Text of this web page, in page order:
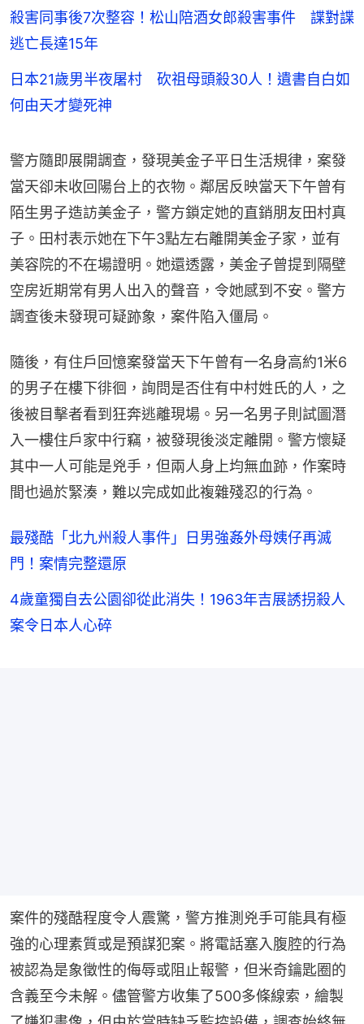
殺害同事後7次整容！松山陪酒女郎殺害事件 諜對諜
逃亡長達15年
日本21歲男半夜屠村 砍祖母頭殺30人！遺書自白如
何由天才變死神
警方隨即展開調查，發現美金子平日生活規律，案發
當天卻未收回陽台上的衣物。鄰居反映當天下午曾有
陌生男子造訪美金子，警方鎖定她的直銷朋友田村真
子。田村表示她在下午3點左右離開美金子家，並有
美容院的不在場證明。她還透露，美金子曾提到隔壁
空房近期常有男人出入的聲音，令她感到不安。警方
調查後未發現可疑跡象，案件陷入僵局。
隨後，有住戶回憶案發當天下午曾有一名身高約1米6
的男子在樓下徘徊，詢問是否住有中村姓氏的人，之
後被目擊者看到狂奔逃離現場。另一名男子則試圖潛
入一樓住戶家中行竊，被發現後淡定離開。警方懷疑
其中一人可能是兇手，但兩人身上均無血跡，作案時
間也過於緊湊，難以完成如此複雜殘忍的行為。
最殘酷「北九州殺人事件」日男強姦外母姨仔再滅
門！案情完整還原
4歲童獨自去公園卻從此消失！1963年吉展誘拐殺人
案令日本人心碎
案件的殘酷程度令人震驚，警方推測兇手可能具有極
強的心理素質或是預謀犯案。將電話塞入腹腔的行為
被認為是象徵性的侮辱或阻止報警，但米奇鑰匙圈的
含義至今未解。儘管警方收集了500多條線索，繪製